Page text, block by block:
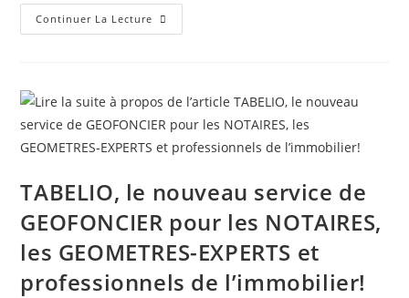
Continuer La Lecture
TABELIO, le nouveau service de
GEOFONCIER pour les NOTAIRES,
les GEOMETRES-EXPERTS et
professionnels de l’immobilier!